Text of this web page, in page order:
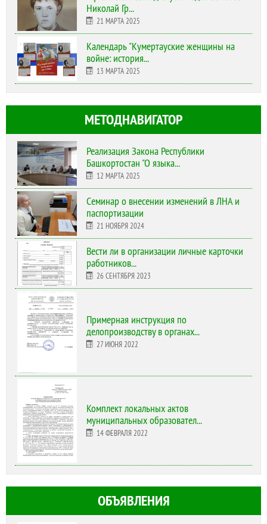
Николай Гр...
21 МАРТА 2025
Календарь "Кумертауские женщины на
войне: история...
13 МАРТА 2025
МЕТОДНАВИГАТОР
Реализация Закона Республики
Башкортостан "О языка...
12 МАРТА 2025
Cеминар о внесении изменений в ЛНА и
паспортизации
21 НОЯБРЯ 2024
Вести ли в организации личные карточки
работников...
26 СЕНТЯБРЯ 2023
Примерная инструкция по
делопроизводству в органах...
27 ИЮНЯ 2022
Комплект локальных актов
муниципальных образовател...
14 ФЕВРАЛЯ 2022
ОБЪЯВЛЕНИЯ